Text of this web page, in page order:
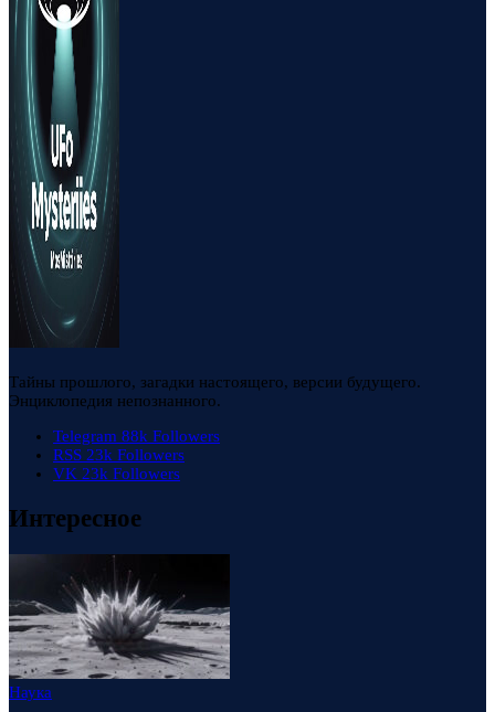
Тайны прошлого, загадки настоящего, версии будущего.
Энциклопедия непознанного.
Telegram 88k Followers
RSS 23k Followers
VK 23k Followers
Интересное
Наука